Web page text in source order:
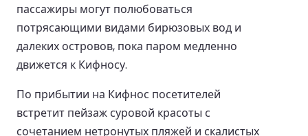
пассажиры могут полюбоваться
потрясающими видами бирюзовых вод и
далеких островов, пока паром медленно
движется к Кифносу.
По прибытии на Кифнос посетителей
встретит пейзаж суровой красоты с
сочетанием нетронутых пляжей и скалистых